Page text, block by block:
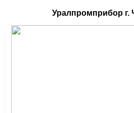
Уралпромприбор г.